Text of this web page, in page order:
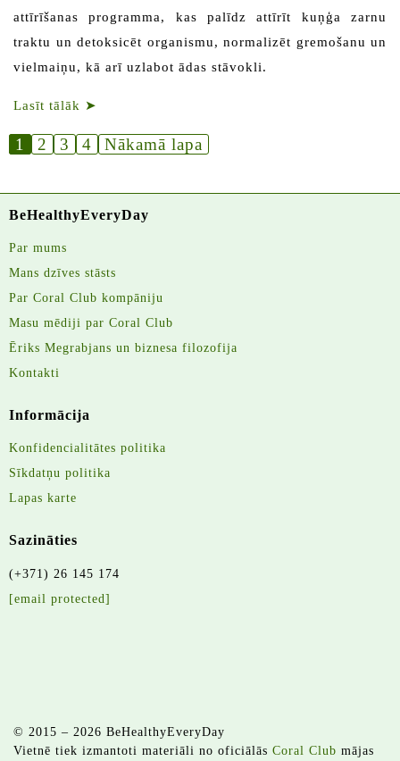
attīrīšanas programma, kas palīdz attīrīt kuņģa zarnu
traktu un detoksicēt organismu, normalizēt gremošanu un
vielmaiņu, kā arī uzlabot ādas stāvokli.
Lasīt tālāk ➤
1 2 3 4 Nākamā lapa
BeHealthyEveryDay
Par mums
Mans dzīves stāsts
Par Coral Club kompāniju
Masu mēdiji par Coral Club
Ēriks Megrabjans un biznesa filozofija
Kontakti
Informācija
Konfidencialitātes politika
Sīkdatņu politika
Lapas karte
Sazināties
(+371) 26 145 174
[email protected]
© 2015 – 2026 BeHealthyEveryDay
Vietnē tiek izmantoti materiāli no oficiālās Coral Club mājas